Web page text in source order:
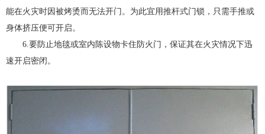
能在火灾时因被烤烫而无法开门。为此宜用推杆式门锁，只需手推或
身体挤压便可开启。
6.要防止地毯或室内陈设物卡住防火门，保证其在火灾情况下迅
速开启密闭。